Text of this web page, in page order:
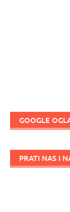
GOOGLE
PRATI NAS I